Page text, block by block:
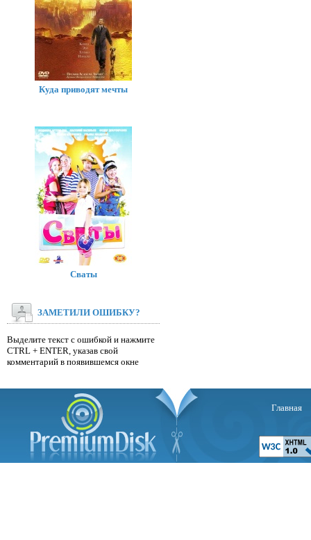
Куда приводят мечты
Сваты
ЗАМЕТИЛИ ОШИБКУ?
Выделите текст с ошибкой и нажмите
CTRL + ENTER, указав свой
комментарий в появившемся окне
Главная